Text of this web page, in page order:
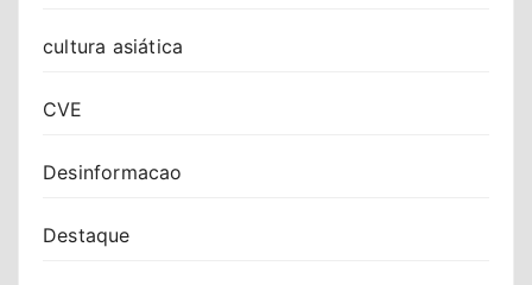
cultura asiática
CVE
Desinformacao
Destaque